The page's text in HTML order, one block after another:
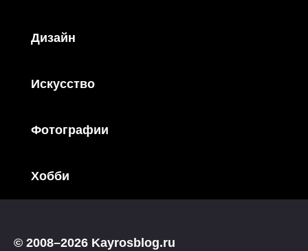
Дизайн
Искусство
Фотографии
Хобби
© 2008–2026 Kayrosblog.ru